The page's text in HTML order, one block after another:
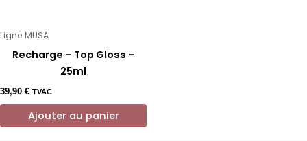
Ligne MUSA
Recharge – Top Gloss –
25ml
39,90 € TVAC
Ajouter au panier